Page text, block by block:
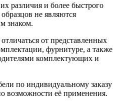
различия и более быстрого
не являются
знаком.
от представленных
фурнитуре, а также
комплектующих и
по индивидуальному заказу
возможности её применения.